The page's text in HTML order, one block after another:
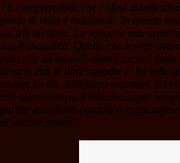
“È comprensibile che i tifosi
punto di vista è essenziale. In questo
sia più mentale. La squadra non
sua tranquillità. Quella che invece
fatto che da quando siamo esclusi
divario con le altre squadre ci ha tolto
restare lucidi, dobbiamo accettare le
allo stesso tempo dobbiamo saper
partite dobbiamo puntare a
di andare avanti”.